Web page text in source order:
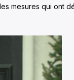
mesures qui ont